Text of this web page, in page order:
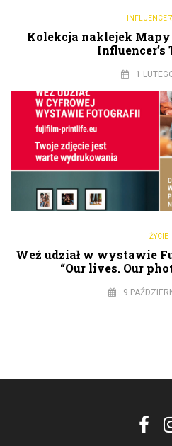
Kolekcja naklejek
Influencer’s
1
ŻYCIE
Weź udział w wystawie
“Our lives. Our
9